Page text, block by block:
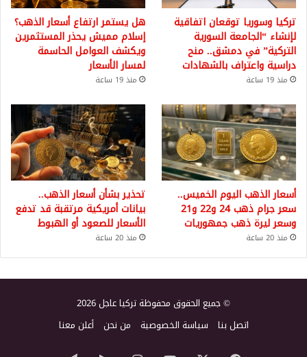
تركيا وسوريا توقعان اتفاقية
لإنشاء “الجامعة السورية
التركية” في دمشق.. منح
دراسية واعتراف بالشهادات
منذ 19 ساعة
هل يستمر ارتفاع أسعار الذهب؟
إسلام مميش يحذر المستثمرين
ويكشف العوامل الحاسمة
لمسار الأسعار
منذ 19 ساعة
أسعار الذهب اليوم الخميس..
سعر جرام ذهب 24 و22 و21
وسعر ليرة ذهب جمهوريات
منذ 20 ساعة
تحذير بشأن أسعار الذهب..
بيانات أمريكية مرتقبة قد تدفع
الأسعار للصعود أو الهبوط
منذ 20 ساعة
© جميع الحقوق محفوظة تركيا عاجل 2026
اتصل بنا سياسة الخصوصية من نحن أعلن معنا